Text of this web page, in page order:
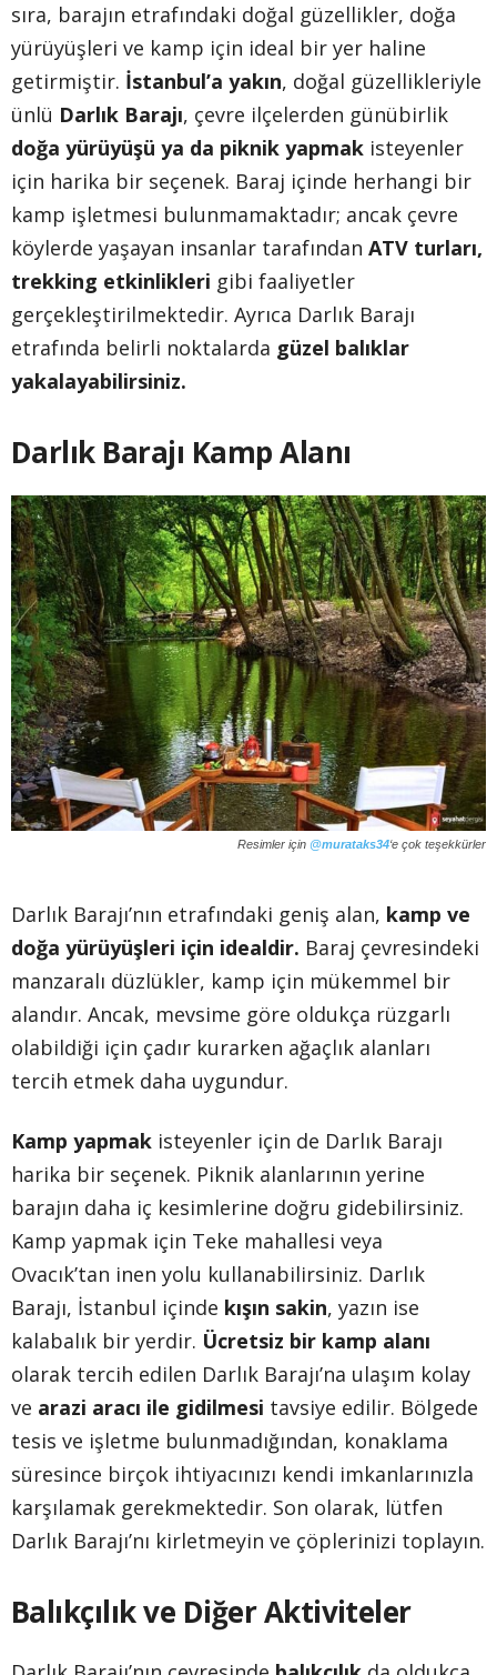
sıra, barajın etrafındaki doğal güzellikler, doğa
yürüyüşleri ve kamp için ideal bir yer haline
getirmiştir. İstanbul’a yakın, doğal güzellikleriyle
ünlü Darlık Barajı, çevre ilçelerden günübirlik
doğa yürüyüşü ya da piknik yapmak isteyenler
için harika bir seçenek. Baraj içinde herhangi bir
kamp işletmesi bulunmamaktadır; ancak çevre
köylerde yaşayan insanlar tarafından ATV turları,
trekking etkinlikleri gibi faaliyetler
gerçekleştirilmektedir. Ayrıca Darlık Barajı
etrafında belirli noktalarda güzel balıklar
yakalayabilirsiniz.
Darlık Barajı Kamp Alanı
Resimler için @murataks34‘e çok teşekkürler
Darlık Barajı’nın etrafındaki geniş alan, kamp ve
doğa yürüyüşleri için idealdir. Baraj çevresindeki
manzaralı düzlükler, kamp için mükemmel bir
alandır. Ancak, mevsime göre oldukça rüzgarlı
olabildiği için çadır kurarken ağaçlık alanları
tercih etmek daha uygundur.
Kamp yapmak isteyenler için de Darlık Barajı
harika bir seçenek. Piknik alanlarının yerine
barajın daha iç kesimlerine doğru gidebilirsiniz.
Kamp yapmak için Teke mahallesi veya
Ovacık’tan inen yolu kullanabilirsiniz. Darlık
Barajı, İstanbul içinde kışın sakin, yazın ise
kalabalık bir yerdir. Ücretsiz bir kamp alanı
olarak tercih edilen Darlık Barajı’na ulaşım kolay
ve arazi aracı ile gidilmesi tavsiye edilir. Bölgede
tesis ve işletme bulunmadığından, konaklama
süresince birçok ihtiyacınızı kendi imkanlarınızla
karşılamak gerekmektedir. Son olarak, lütfen
Darlık Barajı’nı kirletmeyin ve çöplerinizi toplayın.
Balıkçılık ve Diğer Aktiviteler